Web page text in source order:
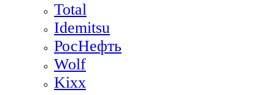
Total
Idemitsu
РосНефть
Wolf
Kixx